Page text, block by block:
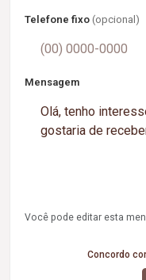
Telefone fixo (opcional)
Mensagem
Você pode editar esta
Concordo